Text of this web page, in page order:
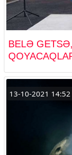
BELƏ
13-10-2021 14:52